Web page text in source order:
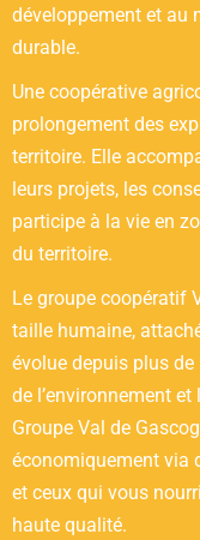
développement et au
durable.
Une coopérative
prolongement des
territoire. Elle
leurs projets, les
participe à la vie en
du territoire.
Le groupe coopératif
taille humaine,
évolue depuis plus
de l’environnement
Groupe Val de
économiquement via
et ceux qui vous
haute qualité.